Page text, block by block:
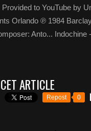
Provided to YouTube by
Orlando ℗ 1984
Anto...
ARTICLE
Repost 0